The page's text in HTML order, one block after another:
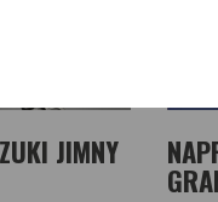
JIMNY